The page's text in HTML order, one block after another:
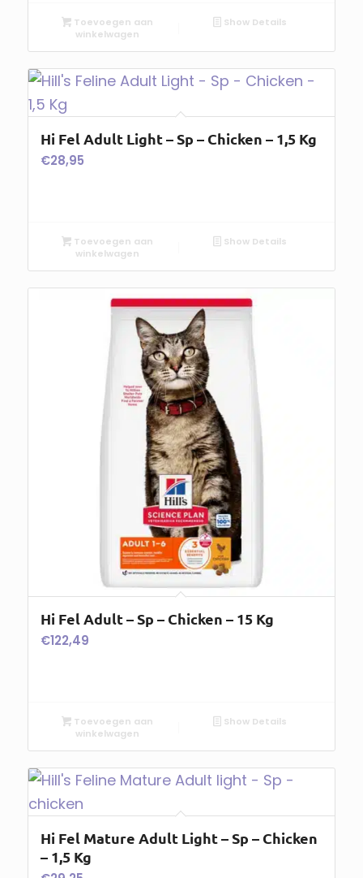
Toevoegen aan
winkelwagen
Show Details
Hi Fel Adult Light – Sp – Chicken – 1,5 Kg
€28,95
Toevoegen aan
winkelwagen
Show Details
Hi Fel Adult – Sp – Chicken – 15 Kg
€122,49
Toevoegen aan
winkelwagen
Show Details
Hi Fel Mature Adult Light – Sp – Chicken
– 1,5 Kg